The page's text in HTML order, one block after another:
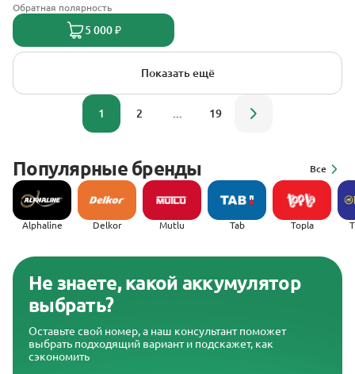
Обратная полярность
5 000 ₽
Показать ещё
1 2 19
Популярные бренды Все
Alphaline Delkor Mutlu Tab Topla
Не знаете, какой аккумулятор
выбрать?
Оставьте свой номер, а наш консультант поможет
выбрать подходящий вариант и подскажет, как
сэкономить